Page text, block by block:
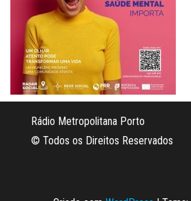
Rádio Metropolitana Porto
© Todos os Direitos Reservados